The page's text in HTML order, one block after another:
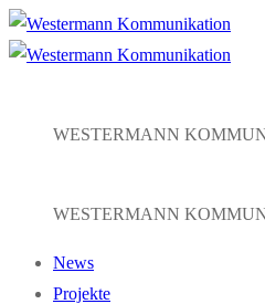
Zum
Inhalt
Menü
Schließen
WESTERMANN
WESTERMANN
News
Projekte